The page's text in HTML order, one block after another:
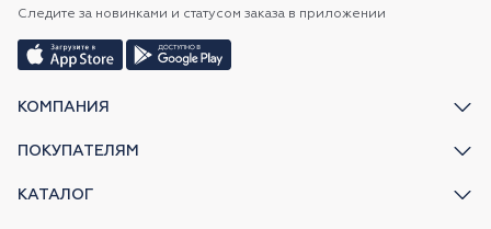
КОМПАНИЯ
ПОКУПАТЕЛЯМ
КАТАЛОГ
Следите за новинками и статусом заказа в приложении